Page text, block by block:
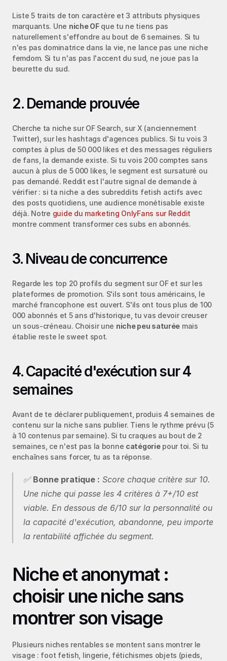
Liste 5 traits de ton caractère et 3 attributs physiques
marquants. Une niche OF que tu ne tiens pas
naturellement s'effondre au bout de 6 semaines. Si tu
n'es pas dominatrice dans la vie, ne lance pas une niche
femdom. Si tu n'as pas l'accent du sud, ne joue pas la
beurette du sud.
2. Demande prouvée
Cherche ta niche sur OF Search, sur X (anciennement
Twitter), sur les hashtags d'agences publics. Si tu vois 3
comptes à plus de 50 000 likes et des messages réguliers
de fans, la demande existe. Si tu vois 200 comptes sans
aucun à plus de 5 000 likes, le segment est sursaturé ou
pas demandé. Reddit est l'autre signal de demande à
vérifier : si ta niche a des subreddits fetish actifs avec
des posts quotidiens, une audience monétisable existe
déjà. Notre guide du marketing OnlyFans sur Reddit
montre comment transformer ces subs en abonnés.
3. Niveau de concurrence
Regarde les top 20 profils du segment sur OF et sur les
plateformes de promotion. S'ils sont tous américains, le
marché francophone est ouvert. S'ils ont tous plus de 100
000 abonnés et 5 ans d'historique, tu vas devoir creuser
un sous-créneau. Choisir une niche peu saturée mais
établie reste le sweet spot.
4. Capacité d'exécution sur 4
semaines
Avant de te déclarer publiquement, produis 4 semaines de
contenu sur la niche sans publier. Tiens le rythme prévu (5
à 10 contenus par semaine). Si tu craques au bout de 2
semaines, ce n'est pas la bonne catégorie pour toi. Si tu
enchaînes sans forcer, tu as ta réponse.
✅ Bonne pratique : Score chaque critère sur 10.
Une niche qui passe les 4 critères à 7+/10 est
viable. En dessous de 6/10 sur la personnalité ou
la capacité d'exécution, abandonne, peu importe
la rentabilité affichée du segment.
Niche et anonymat :
choisir une niche sans
montrer son visage
Plusieurs niches rentables se montent sans montrer le
visage : foot fetish, lingerie, fétichismes objets (pieds,